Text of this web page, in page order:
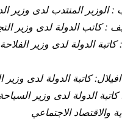
: الوزبر المنتدب لدى وزير
: كاتب الدولة لدى وزير
الدولة لدى وزير
كاتبة الدولة لدى وزير
الدولة لدى وزير
والاقتصاد الاجتماعي